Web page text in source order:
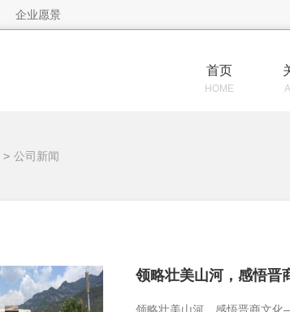
企业愿景
首页
HOME
> 公司新闻
领略壮美山河，感悟